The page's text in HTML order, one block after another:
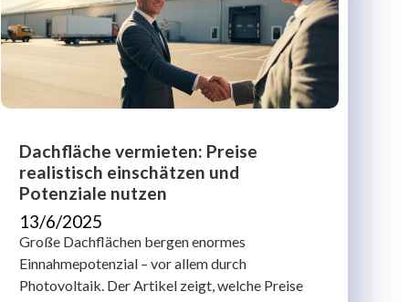
Dachfläche vermieten: Preise
realistisch einschätzen und
Potenziale nutzen
13/6/2025
Große Dachflächen bergen enormes
Einnahmepotenzial – vor allem durch
Photovoltaik. Der Artikel zeigt, welche Preise